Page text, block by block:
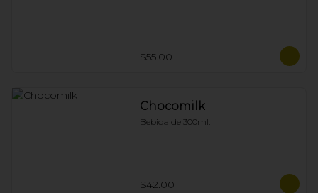
$55.00
Chocomilk
Bebida de 300ml.
$42.00